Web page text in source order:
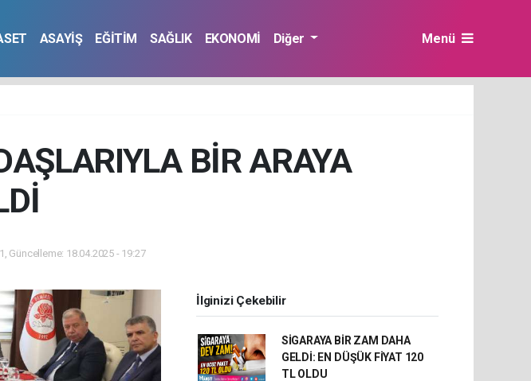
ASAYİŞ EĞİTİM SAĞLIK EKONOMİ Diğer Menü
BİR ARAYA
Güncelleme: 18.04.2025 - 19:27
İlginizi Çekebilir
SİGARAYA BİR ZAM DAHA
GELDİ: EN DÜŞÜK FİYAT 120
TL OLDU